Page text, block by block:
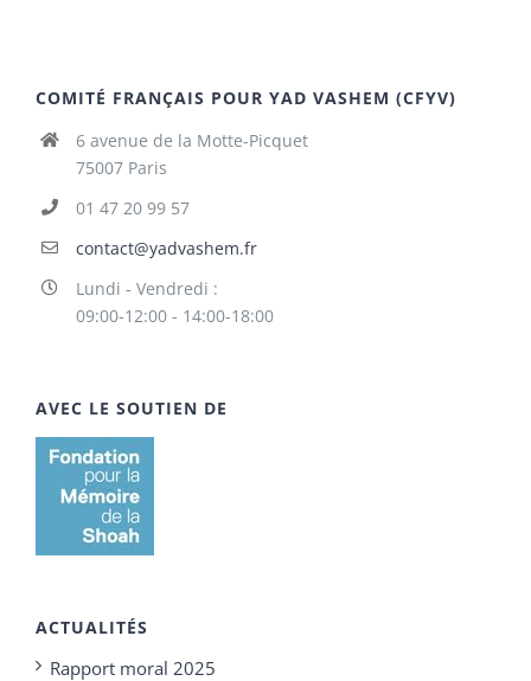
COMITÉ FRANÇAIS POUR YAD VASHEM (CFYV)
6 avenue de la Motte-Picquet
75007 Paris
01 47 20 99 57
contact@yadvashem.fr
Lundi - Vendredi :
09:00-12:00 - 14:00-18:00
AVEC LE SOUTIEN DE
ACTUALITÉS
Rapport moral 2025